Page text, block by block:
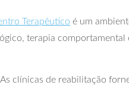
Terapêutico é um
terapia comportamental
clínicas de reabilitação